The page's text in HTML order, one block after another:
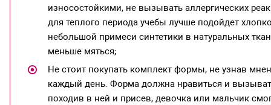
износостойкими, не вызывать аллергических
для теплого периода учебы лучше подойдет
небольшой примеси синтетики в натуральных
меньше мяться;
Не стоит покупать комплект формы, не узнав
каждый день. Форма должна нравиться и
походив в ней и присев, девочка или мальчик